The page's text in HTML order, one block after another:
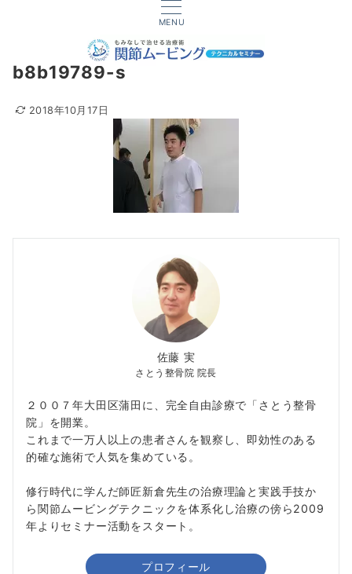
MENU
b8b19789-s
2018年10月17日
佐藤 実
さとう整骨院 院長
２００７年大田区蒲田に、完全自由診療で「さとう整骨
院」を開業。
これまで一万人以上の患者さんを観察し、即効性のある
的確な施術で人気を集めている。
修行時代に学んだ師匠新倉先生の治療理論と実践手技か
ら関節ムービングテクニックを体系化し治療の傍ら2009
年よりセミナー活動をスタート。
プロフィール